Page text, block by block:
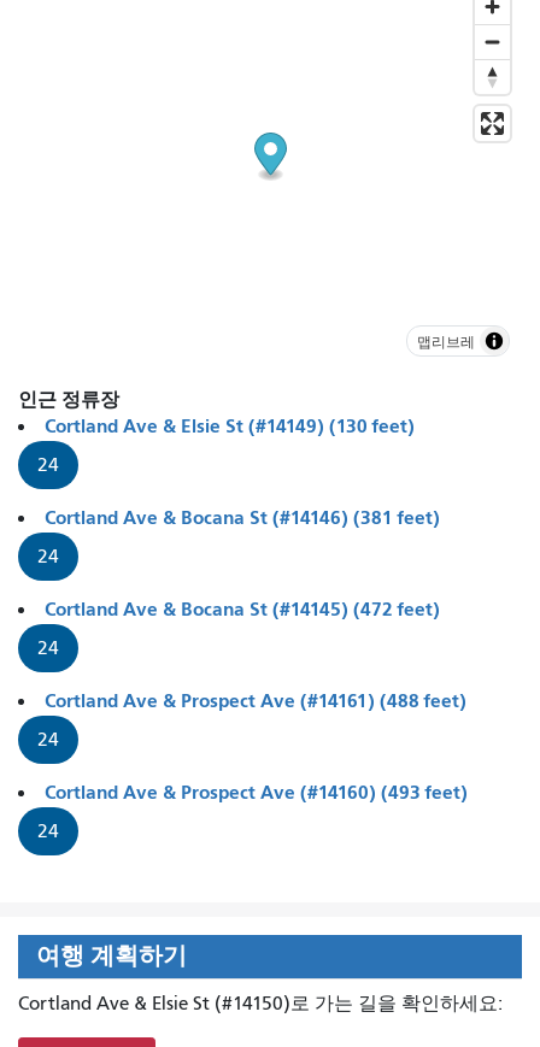
맵리브레
인근 정류장
Cortland Ave & Elsie St (#14149) (130 feet)
24
Cortland Ave & Bocana St (#14146) (381 feet)
24
Cortland Ave & Bocana St (#14145) (472 feet)
24
Cortland Ave & Prospect Ave (#14161) (488 feet)
24
Cortland Ave & Prospect Ave (#14160) (493 feet)
24
여행 계획하기
Cortland Ave & Elsie St (#14150)로 가는 길을 확인하세요: